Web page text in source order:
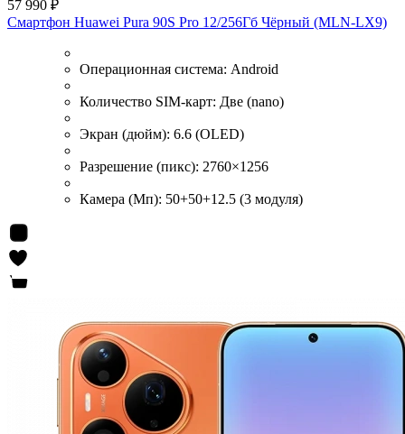
57 990 ₽
Смартфон Huawei Pura 90S Pro 12/256Гб Чёрный (MLN-LX9)
Операционная система: Android
Количество SIM-карт: Две (nano)
Экран (дюйм): 6.6 (OLED)
Разрешение (пикс): 2760×1256
Камера (Мп): 50+50+12.5 (3 модуля)